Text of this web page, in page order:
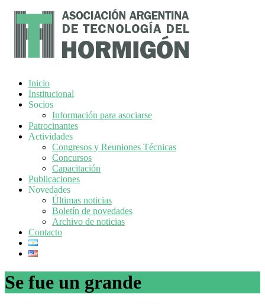
Inicio
Institucional
Socios
Información para asociarse
Patrocinantes
Actividades
Congresos y Reuniones Técnicas
Concursos
Capacitación
Publicaciones
Novedades
Últimas noticias
Boletín de novedades
Archivo de noticias
Contacto
Se fue un grande